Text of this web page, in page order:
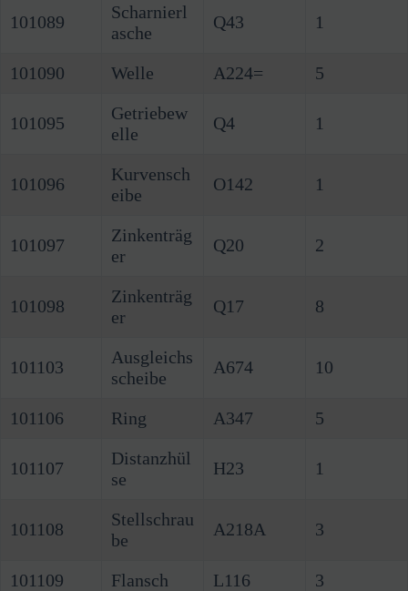
101089
Scharnierl
asche
Q43 1
101090 Welle A224= 5
101095
Getriebew
elle
Q4 1
101096
Kurvensch
eibe
O142 1
101097
Zinkenträg
er
Q20 2
101098
Zinkenträg
er
Q17 8
101103
Ausgleichs
scheibe
A674 10
101106 Ring A347 5
101107
Distanzhül
se
H23 1
101108
Stellschrau
be
A218A 3
101109 Flansch L116
3